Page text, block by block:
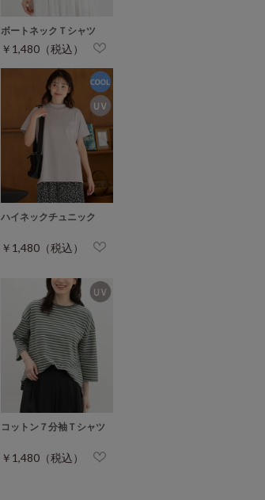
ボートネックＴシャツ
￥1,480（税込）
ハイネックチュニック
￥1,480（税込）
コットン７分袖Ｔシャツ
￥1,480（税込）